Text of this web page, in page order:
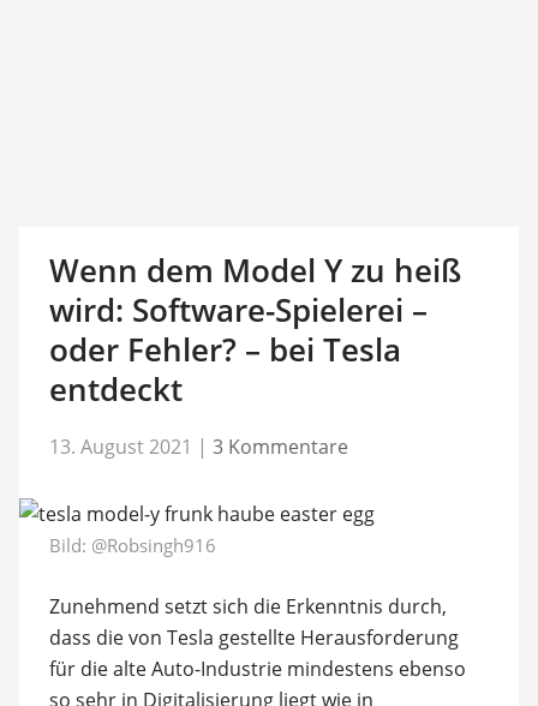
Wenn dem Model Y zu heiß
wird: Software-Spielerei –
oder Fehler? – bei Tesla
entdeckt
13. August 2021 | 3 Kommentare
Bild: @Robsingh916
Zunehmend setzt sich die Erkenntnis durch,
dass die von Tesla gestellte Herausforderung
für die alte Auto-Industrie mindestens ebenso
so sehr in Digitalisierung liegt wie in